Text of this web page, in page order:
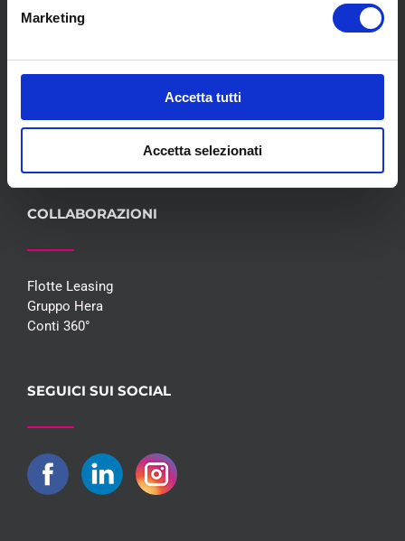
Marketing
Accetta tutti
Accetta selezionati
Meccanica
Convenzioni
Whisteblowing D.Lgs 24/2023
Promozioni
COLLABORAZIONI
Flotte Leasing
Gruppo Hera
Conti 360°
SEGUICI SUI SOCIAL